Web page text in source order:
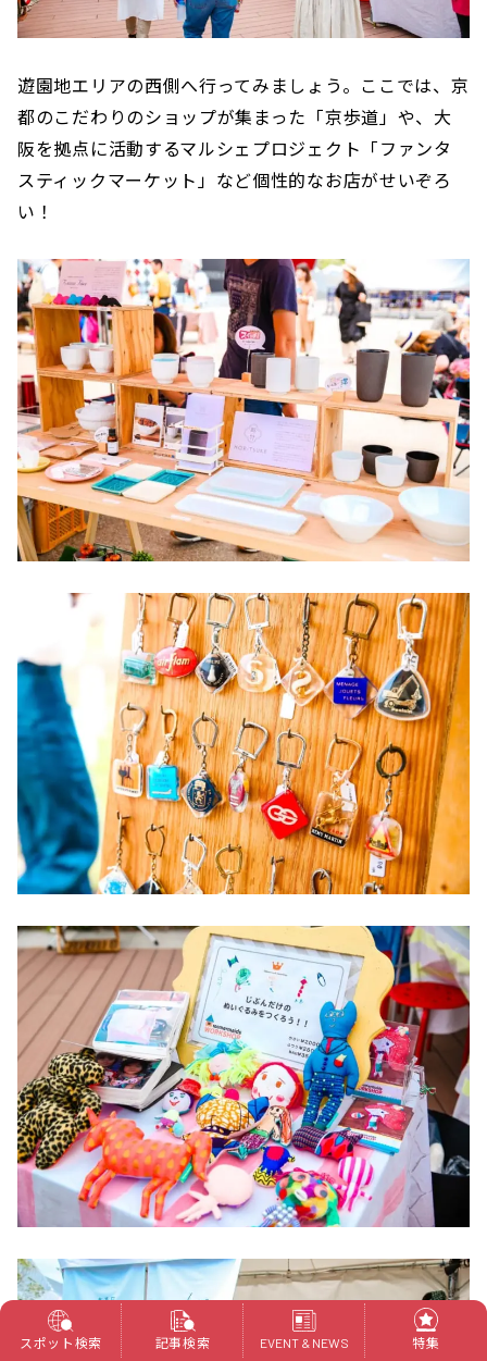
遊園地エリアの西側へ行ってみましょう。ここでは、京
都のこだわりのショップが集まった「京歩道」や、大
阪を拠点に活動するマルシェプロジェクト「ファンタ
スティックマーケット」など個性的なお店がせいぞろ
い！
スポット検索 記事検索 EVENT & NEWS 特集